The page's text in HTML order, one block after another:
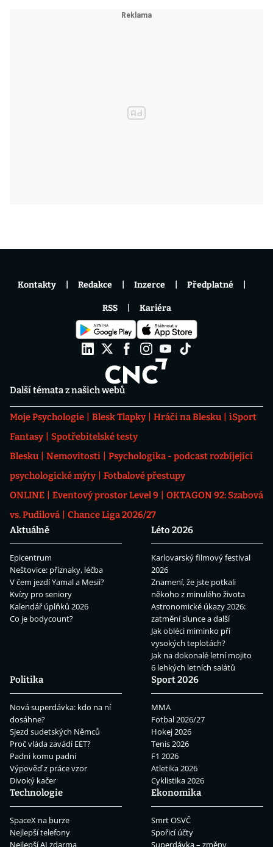
Další témata z našich webů
Moje Psychologie Blesk Tlapky Hráči na Blesku
iSport
Fantasy
Spotřebitelské testy
Blesku
Nemovitosti
Psychologika - podcast rozbíjející
psychologické mýty
Fotbalové přestupy
ONLINE
Eventový prostor Level 9
OKTAGON 92: Szabová
vs. Pudilová
Chance Liga 2026/27
Aktuálně
Epicentrum
Neštovice: příznaky, léčba
V čem jezdí Yamal a Mesii?
Kvízy pro seniory
Kalendář úplňků 2026
Co je bodycount?
Léto 2026
Karlovarský filmový festival
2026
Znamení, že jste potkali
někoho z minulého života
Astronomické úkazy 2026:
zatmění slunce a další
Jak obléci miminko při
vysokých teplotách?
Jak na dokonalé letní mojito
6 lehkých letních salátů
Politika
Nová superdávka: kdo na ní
dosáhne?
Sjezd sudetských Němců
Proč vláda zavádí EET?
Padni komu padni
Výpověď z práce vzor
Divoký kačer
Sport 2026
MMA
Fotbal 2026/27
Hokej 2026
Tenis 2026
F1 2026
Atletika 2026
Cyklistika 2026
Technologie
SpaceX na burze
Nejlepší telefony
Nejlepší AI zdarma
Ekonomika
Smrt OSVČ
Spořicí účty
Superdávka – změny
Kontakty Redakce Inzerce Předplatné
RSS Kariéra